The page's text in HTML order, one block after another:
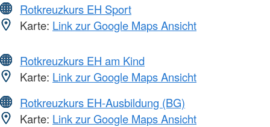
Rotkreuzkurs EH Sport
Karte: Link zur Google Maps Ansicht
Rotkreuzkurs EH am Kind
Karte: Link zur Google Maps Ansicht
Rotkreuzkurs EH-Ausbildung (BG)
Karte: Link zur Google Maps Ansicht